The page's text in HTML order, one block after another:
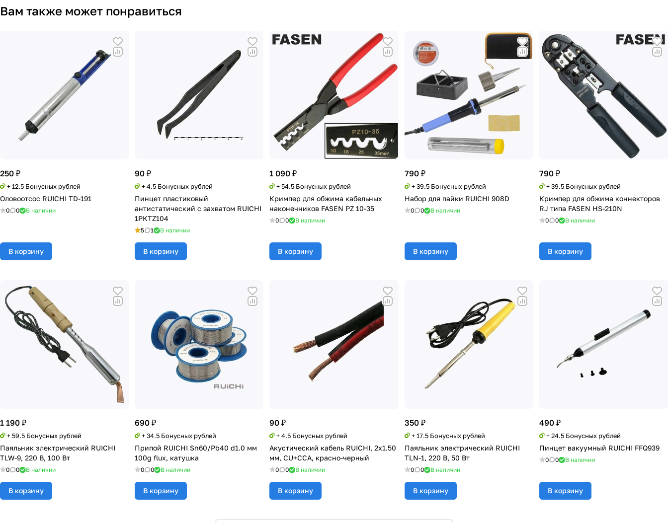
Вам также может понравиться
250 ₽
+ 12.5 Бонусных рублей
Оловоотсос RUICHI TD-191
0 0 В наличии
В корзину
90 ₽
+ 4.5 Бонусных рублей
Пинцет пластиковый
антистатический с захватом RUICHI
1PKTZ104
5 1 В наличии
В корзину
1 090 ₽
+ 54.5 Бонусных рублей
Кримпер для обжима кабельных
наконечников FASEN PZ 10-35
0 0 В наличии
В корзину
790 ₽
+ 39.5 Бонусных рублей
Набор для пайки RUICHI 908D
0 0 В наличии
В корзину
790 ₽
+ 39.5 Бонусных рублей
Кримпер для обжима коннекторов
RJ типа FASEN HS-210N
0 0 В наличии
В корзину
1 190 ₽
+ 59.5 Бонусных рублей
Паяльник электрический RUICHI
TLW-9, 220 В, 100 Вт
0 0 В наличии
В корзину
690 ₽
+ 34.5 Бонусных рублей
Припой RUICHI Sn60/Pb40 d1.0 мм
100g flux, катушка
0 0 В наличии
В корзину
90 ₽
+ 4.5 Бонусных рублей
Акустический кабель RUICHI, 2x1.50
мм, CU+CCA, красно-черный
0 0 В наличии
В корзину
350 ₽
+ 17.5 Бонусных рублей
Паяльник электрический RUICHI
TLN-1, 220 В, 50 Вт
0 0 В наличии
В корзину
490 ₽
+ 24.5 Бонусных рублей
Пинцет вакуумный RUICHI FFQ939
0 0 В наличии
В корзину